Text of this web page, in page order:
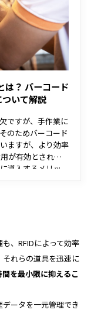
は？ バーコード
いて解説
ですが、手作業に
のためバーコード
ますが、より効率
が有効とされて
導入するメリッ
、RFIDによって効率
それらの道具を迅速に
を最小限に抑えるこ
ータを一元管理でき